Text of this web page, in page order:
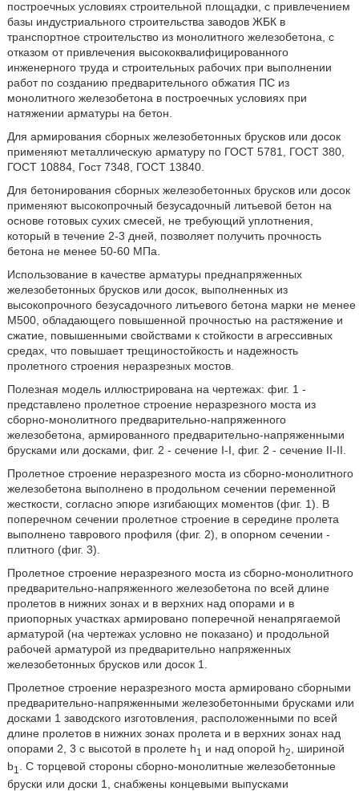
построечных условиях строительной площадки, с привлечением
базы индустриального строительства заводов ЖБК в
транспортное строительство из монолитного железобетона, с
отказом от привлечения высококвалифицированного
инженерного труда и строительных рабочих при выполнении
работ по созданию предварительного обжатия ПС из
монолитного железобетона в построечных условиях при
натяжении арматуры на бетон.
Для армирования сборных железобетонных брусков или досок
применяют металлическую арматуру по ГОСТ 5781, ГОСТ 380,
ГОСТ 10884, Гост 7348, ГОСТ 13840.
Для бетонирования сборных железобетонных брусков или досок
применяют высокопрочный безусадочный литьевой бетон на
основе готовых сухих смесей, не требующий уплотнения,
который в течение 2-3 дней, позволяет получить прочность
бетона не менее 50-60 МПа.
Использование в качестве арматуры преднапряженных
железобетонных брусков или досок, выполненных из
высокопрочного безусадочного литьевого бетона марки не менее
М500, обладающего повышенной прочностью на растяжение и
сжатие, повышенными свойствами к стойкости в агрессивных
средах, что повышает трещиностойкость и надежность
пролетного строения неразрезных мостов.
Полезная модель иллюстрирована на чертежах: фиг. 1 -
представлено пролетное строение неразрезного моста из
сборно-монолитного предварительно-напряженного
железобетона, армированного предварительно-напряженными
брусками или досками, фиг. 2 - сечение I-I, фиг. 2 - сечение II-II.
Пролетное строение неразрезного моста из сборно-монолитного
железобетона выполнено в продольном сечении переменной
жесткости, согласно эпюре изгибающих моментов (фиг. 1). В
поперечном сечении пролетное строение в середине пролета
выполнено таврового профиля (фиг. 2), в опорном сечении -
плитного (фиг. 3).
Пролетное строение неразрезного моста из сборно-монолитного
предварительно-напряженного железобетона по всей длине
пролетов в нижних зонах и в верхних над опорами и в
приопорных участках армировано поперечной ненапрягаемой
арматурой (на чертежах условно не показано) и продольной
рабочей арматурой из предварительно напряженных
железобетонных брусков или досок 1.
Пролетное строение неразрезного моста армировано сборными
предварительно-напряженными железобетонными брусками или
досками 1 заводского изготовления, расположенными по всей
длине пролетов в нижних зонах пролета и в верхних зонах над
опорами 2, 3 с высотой в пролете h1 и над опорой h2
, шириной
b1
. С торцевой стороны сборно-монолитные железобетонные
бруски или доски 1, снабжены концевыми выпусками